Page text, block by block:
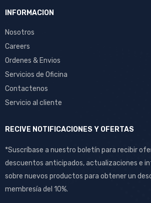
INFORMACION
Nosotros
Careers
Ordenes & Envios
Servicios de Oficina
Contactenos
Servicio al cliente
RECIVE NOTIFICACIONES Y OFERTAS
*Suscríbase a nuestro boletín para recibir
descuentos anticipados, actualizaciones e
sobre nuevos productos para obtener un
membresía del 10%.